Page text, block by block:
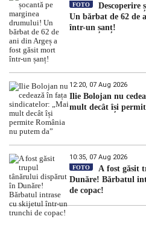
FOTO
Descoperire
Un bărbat de 62 de
într-un șanț!
12:20, 07 Aug 2026
Ilie Bolojan nu
mult decât își
10:35, 07 Aug 2026
FOTO
A fost găsit
Dunăre! Bărbatul
de copac!